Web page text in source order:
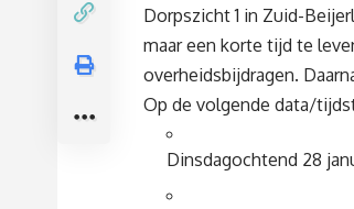
Dorpszicht 1 in Zuid-
maar een korte tijd te
overheidsbijdragen.
Op de volgende data/
Dinsdagochtend 28